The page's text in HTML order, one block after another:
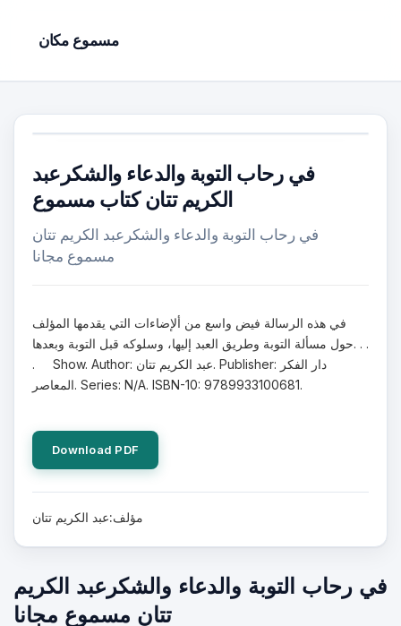
مسموع مكان
في رحاب التوبة والدعاء والشكرعبد
الكريم تتان كتاب مسموع
في رحاب التوبة والدعاء والشكرعبد الكريم تتان
مسموع مجانا
في هذه الرسالة فيض واسع من ألإضاءات التي يقدمها المؤلف
حول مسألة التوبة وطريق العبد إليها، وسلوكه قبل التوبة وبعدها. . .
. Show. Author: عبد الكريم تتان. Publisher: دار الفكر
المعاصر. Series: N/A. ISBN-10: 9789933100681.
Download PDF
مؤلف:عبد الكريم تتان
في رحاب التوبة والدعاء والشكرعبد الكريم
تتان مسموع مجانا